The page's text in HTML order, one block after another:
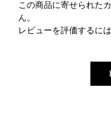
この商品に寄せられた
ん。
レビューを評価するには